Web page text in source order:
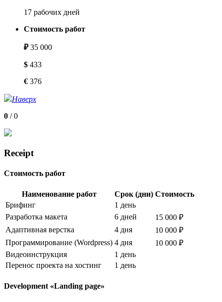
17 рабочих дней
Стоимость работ
₽35 000
$ 433
€ 376
Наверх
0 /0
Receipt
Стоимость работ
Наименование работ Срок (дни) Стоимость
Брифинг
1 день
Разработка макета
6 дней
15 000 ₽
Адаптивная верстка
4 дня
10 000 ₽
Программирование (Wordpress) 4 дня
10 000 ₽
Видеоинструкция
1 день
Перенос проекта на хостинг
1 день
Development «Landing page»